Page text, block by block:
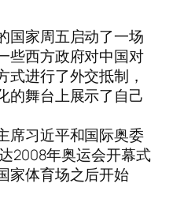
国家周五启动了一场
些西方政府对中国对
式进行了外交抵制，
的舞台上展示了​​自己
席习近平和国际奥委
2008年奥运会开幕式
家体育场之后开始